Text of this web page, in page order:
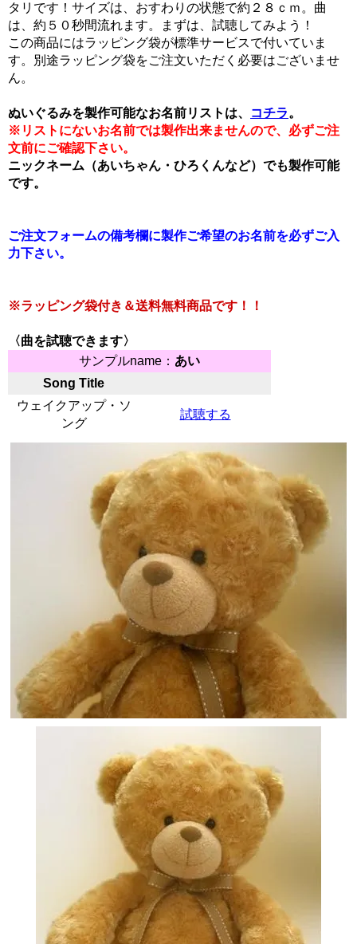
タリです！サイズは、おすわりの状態で約２８ｃｍ。曲
は、約５０秒間流れます。まずは、試聴してみよう！
この商品にはラッピング袋が標準サービスで付いていま
す。別途ラッピング袋をご注文いただく必要はございませ
ん。
ぬいぐるみを製作可能なお名前リストは、 コチラ。
※リストにないお名前では製作出来ませんので、必ずご注
文前にご確認下さい。
ニックネーム（あいちゃん・ひろくんなど）でも製作可能
です。
ご注文フォームの備考欄に製作ご希望のお名前を必ずご入
力下さい。
※ラッピング袋付き＆送料無料商品です！！
〈曲を試聴できます〉
サンプルname： あい
Song Title
ウェイクアップ・ソ
ング
試聴する